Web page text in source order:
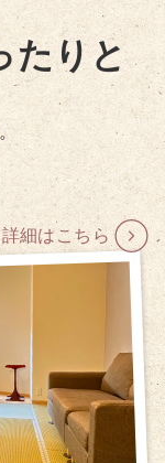
たりと
詳細はこちら